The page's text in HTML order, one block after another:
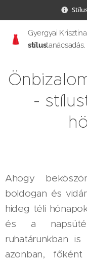
Gyergyai Krisztina,
stílustanácsadás,
-
Ahogy
boldogan és
hideg téli
és a
ruhatárunkban is
azonban,